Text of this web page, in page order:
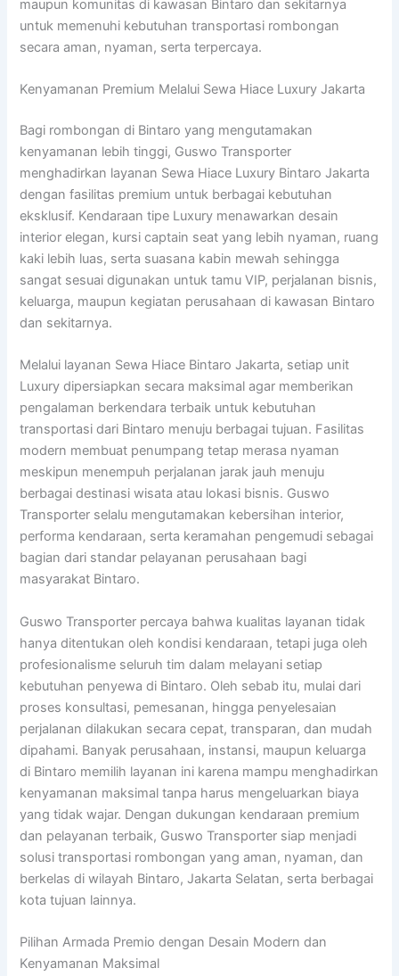
maupun komunitas di kawasan Bintaro dan sekitarnya
untuk memenuhi kebutuhan transportasi rombongan
secara aman, nyaman, serta terpercaya.
Kenyamanan Premium Melalui Sewa Hiace Luxury Jakarta
Bagi rombongan di Bintaro yang mengutamakan
kenyamanan lebih tinggi, Guswo Transporter
menghadirkan layanan Sewa Hiace Luxury Bintaro Jakarta
dengan fasilitas premium untuk berbagai kebutuhan
eksklusif. Kendaraan tipe Luxury menawarkan desain
interior elegan, kursi captain seat yang lebih nyaman, ruang
kaki lebih luas, serta suasana kabin mewah sehingga
sangat sesuai digunakan untuk tamu VIP, perjalanan bisnis,
keluarga, maupun kegiatan perusahaan di kawasan Bintaro
dan sekitarnya.
Melalui layanan Sewa Hiace Bintaro Jakarta, setiap unit
Luxury dipersiapkan secara maksimal agar memberikan
pengalaman berkendara terbaik untuk kebutuhan
transportasi dari Bintaro menuju berbagai tujuan. Fasilitas
modern membuat penumpang tetap merasa nyaman
meskipun menempuh perjalanan jarak jauh menuju
berbagai destinasi wisata atau lokasi bisnis. Guswo
Transporter selalu mengutamakan kebersihan interior,
performa kendaraan, serta keramahan pengemudi sebagai
bagian dari standar pelayanan perusahaan bagi
masyarakat Bintaro.
Guswo Transporter percaya bahwa kualitas layanan tidak
hanya ditentukan oleh kondisi kendaraan, tetapi juga oleh
profesionalisme seluruh tim dalam melayani setiap
kebutuhan penyewa di Bintaro. Oleh sebab itu, mulai dari
proses konsultasi, pemesanan, hingga penyelesaian
perjalanan dilakukan secara cepat, transparan, dan mudah
dipahami. Banyak perusahaan, instansi, maupun keluarga
di Bintaro memilih layanan ini karena mampu menghadirkan
kenyamanan maksimal tanpa harus mengeluarkan biaya
yang tidak wajar. Dengan dukungan kendaraan premium
dan pelayanan terbaik, Guswo Transporter siap menjadi
solusi transportasi rombongan yang aman, nyaman, dan
berkelas di wilayah Bintaro, Jakarta Selatan, serta berbagai
kota tujuan lainnya.
Pilihan Armada Premio dengan Desain Modern dan
Kenyamanan Maksimal